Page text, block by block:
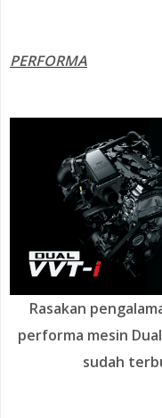
PERFORMA
Rasakan
performa mesin
sudah